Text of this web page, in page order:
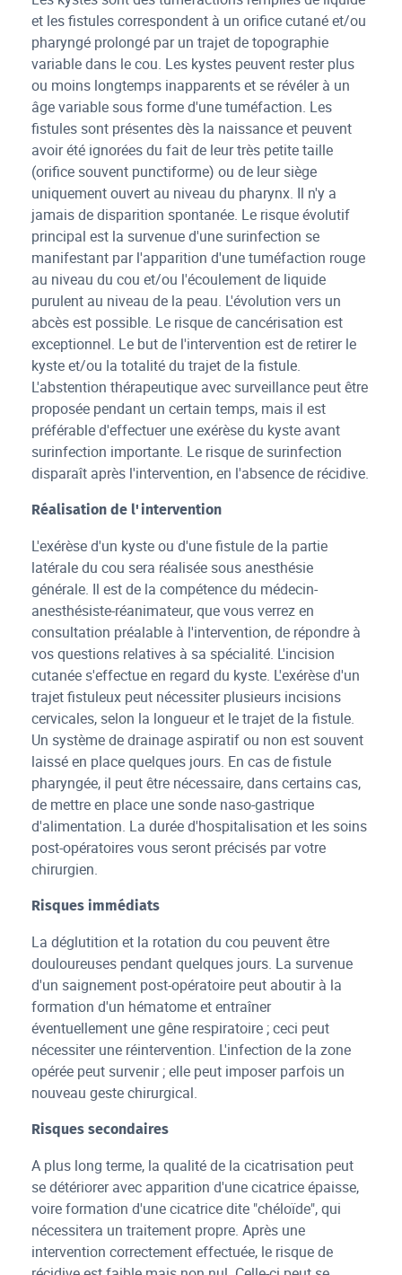
et les fistules correspondent à un orifice cutané et/ou
pharyngé prolongé par un trajet de topographie
variable dans le cou. Les kystes peuvent rester plus
ou moins longtemps inapparents et se révéler à un
âge variable sous forme d'une tuméfaction. Les
fistules sont présentes dès la naissance et peuvent
avoir été ignorées du fait de leur très petite taille
(orifice souvent punctiforme) ou de leur siège
uniquement ouvert au niveau du pharynx. Il n'y a
jamais de disparition spontanée. Le risque évolutif
principal est la survenue d'une surinfection se
manifestant par l'apparition d'une tuméfaction rouge
au niveau du cou et/ou l'écoulement de liquide
purulent au niveau de la peau. L'évolution vers un
abcès est possible. Le risque de cancérisation est
exceptionnel. Le but de l'intervention est de retirer le
kyste et/ou la totalité du trajet de la fistule.
L'abstention thérapeutique avec surveillance peut être
proposée pendant un certain temps, mais il est
préférable d'effectuer une exérèse du kyste avant
surinfection importante. Le risque de surinfection
disparaît après l'intervention, en l'absence de récidive.
Réalisation de l'intervention
L'exérèse d'un kyste ou d'une fistule de la partie
latérale du cou sera réalisée sous anesthésie
générale. Il est de la compétence du médecin-
anesthésiste-réanimateur, que vous verrez en
consultation préalable à l'intervention, de répondre à
vos questions relatives à sa spécialité. L'incision
cutanée s'effectue en regard du kyste. L'exérèse d'un
trajet fistuleux peut nécessiter plusieurs incisions
cervicales, selon la longueur et le trajet de la fistule.
Un système de drainage aspiratif ou non est souvent
laissé en place quelques jours. En cas de fistule
pharyngée, il peut être nécessaire, dans certains cas,
de mettre en place une sonde naso-gastrique
d'alimentation. La durée d'hospitalisation et les soins
post-opératoires vous seront précisés par votre
chirurgien.
Risques immédiats
La déglutition et la rotation du cou peuvent être
douloureuses pendant quelques jours. La survenue
d'un saignement post-opératoire peut aboutir à la
formation d'un hématome et entraîner
éventuellement une gêne respiratoire ; ceci peut
nécessiter une réintervention. L'infection de la zone
opérée peut survenir ; elle peut imposer parfois un
nouveau geste chirurgical.
Risques secondaires
A plus long terme, la qualité de la cicatrisation peut
se détériorer avec apparition d'une cicatrice épaisse,
voire formation d'une cicatrice dite "chéloïde", qui
nécessitera un traitement propre. Après une
intervention correctement effectuée, le risque de